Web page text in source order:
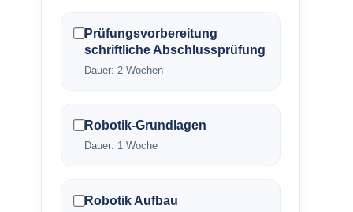
Prüfungsvorbereitung
schriftliche Abschlussprüfung
Dauer: 2 Wochen
Robotik-Grundlagen
Dauer: 1 Woche
Robotik Aufbau